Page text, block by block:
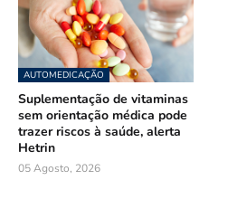
AUTOMEDICAÇÃO
Suplementação de vitaminas
sem orientação médica pode
trazer riscos à saúde, alerta
Hetrin
05 Agosto, 2026